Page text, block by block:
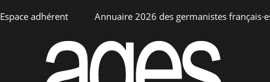
Espace adhérent
Espace personnel
Annuaire 2026 des germanistes
Annuaire interne